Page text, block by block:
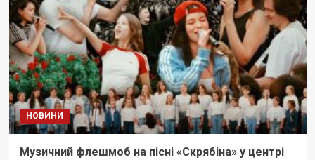
НОВИНИ
Музичний флешмоб на пісні «Скрябіна» у центрі